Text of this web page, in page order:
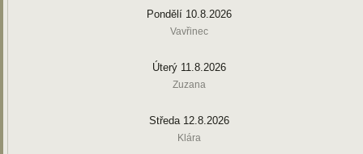
Pondělí 10.8.2026
Vavřinec
Úterý 11.8.2026
Zuzana
Středa 12.8.2026
Klára